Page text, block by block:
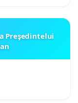
Preşedintelui